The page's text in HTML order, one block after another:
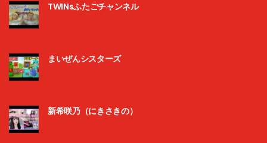
TWINsふたごチャンネル
まいぜんシスターズ
新希咲乃（にきさきの）